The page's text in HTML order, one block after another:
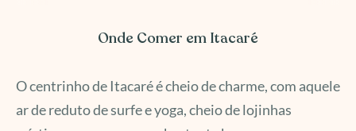
Onde Comer em Itacaré
O centrinho de Itacaré é cheio de charme, com aquele
ar de reduto de surfe e yoga, cheio de lojinhas